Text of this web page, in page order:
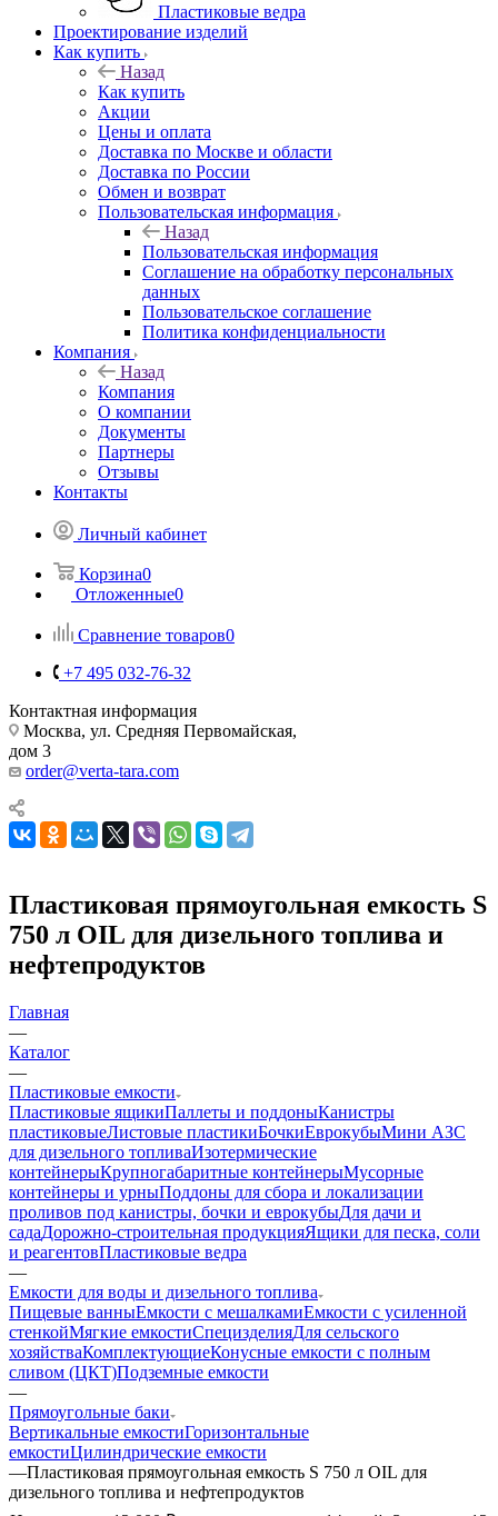
Пластиковые ведра
Проектирование изделий
Как купить
Назад
Как купить
Акции
Цены и оплата
Доставка по Москве и области
Доставка по России
Обмен и возврат
Пользовательская информация
Назад
Пользовательская информация
Соглашение на обработку персональных
данных
Пользовательское соглашение
Политика конфиденциальности
Компания
Назад
Компания
О компании
Документы
Партнеры
Отзывы
Контакты
Личный кабинет
Корзина0
Отложенные0
Сравнение товаров0
+7 495 032-76-32
Контактная информация
Москва, ул. Средняя Первомайская,
дом 3
order@verta-tara.com
Пластиковая прямоугольная емкость S
750 л OIL для дизельного топлива и
нефтепродуктов
Главная
—
Каталог
—
Пластиковые емкости
Пластиковые ящикиПаллеты и поддоныКанистры
пластиковыеЛистовые пластикиБочкиЕврокубыМини АЗС
для дизельного топливаИзотермические
контейнерыКрупногабаритные контейнерыМусорные
контейнеры и урныПоддоны для сбора и локализации
проливов под канистры, бочки и еврокубыДля дачи и
садаДорожно-строительная продукцияЯщики для песка, соли
и реагентовПластиковые ведра
—
Емкости для воды и дизельного топлива
Пищевые ванныЕмкости с мешалкамиЕмкости с усиленной
стенкойМягкие емкостиСпецизделияДля сельского
хозяйстваКомплектующиеКонусные емкости с полным
сливом (ЦКТ)Подземные емкости
—
Прямоугольные баки
Вертикальные емкостиГоризонтальные
емкостиЦилиндрические емкости
—Пластиковая прямоугольная емкость S 750 л OIL для
дизельного топлива и нефтепродуктов